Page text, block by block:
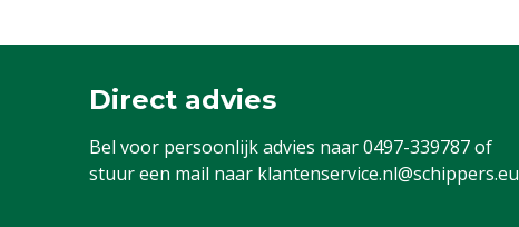
Direct advies
Bel voor persoonlijk advies naar0497-339787of
stuur een mail naar klantenservice.nl@schippers.eu